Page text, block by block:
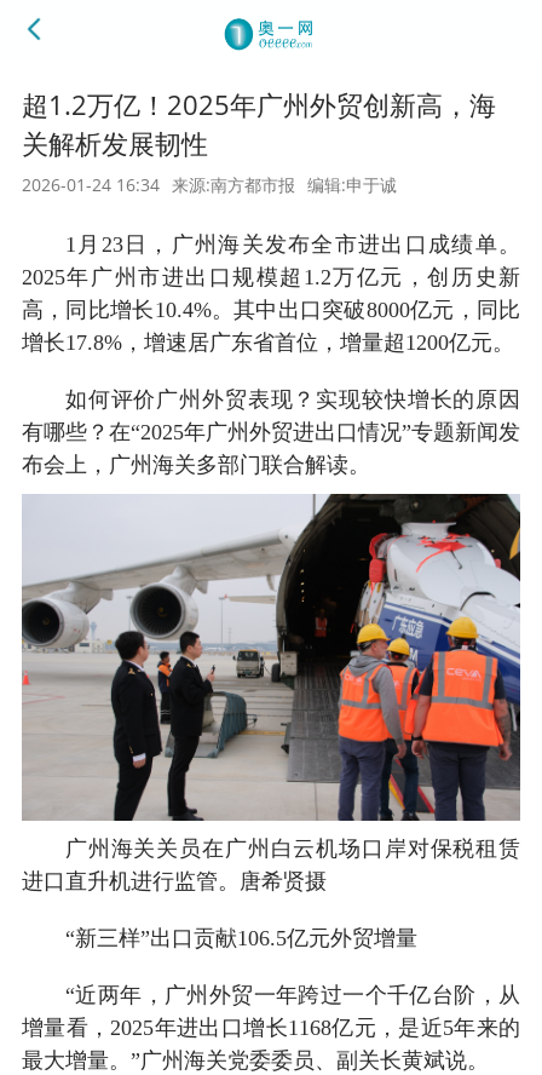
超1.2万亿！2025年广州外贸创新高，海
关解析发展韧性
2026-01-24 16:34 来源:南方都市报 编辑:申于诚
1月23日，广州海关发布全市进出口成绩单。
2025年广州市进出口规模超1.2万亿元，创历史新
高，同比增长10.4%。其中出口突破8000亿元，同比
增长17.8%，增速居广东省首位，增量超1200亿元。
如何评价广州外贸表现？实现较快增长的原因
有哪些？在“2025年广州外贸进出口情况”专题新闻发
布会上，广州海关多部门联合解读。
广州海关关员在广州白云机场口岸对保税租赁
进口直升机进行监管。唐希贤摄
“新三样”出口贡献106.5亿元外贸增量
“近两年，广州外贸一年跨过一个千亿台阶，从
增量看，2025年进出口增长1168亿元，是近5年来的
最大增量。”广州海关党委委员、副关长黄斌说。